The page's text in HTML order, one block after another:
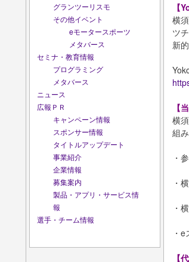
グランツーリスモ
その他イベント
eモータースポーツ
メタバース
セミナ・教育情報
プログラミング
メタバース
ニュース
広報ＰＲ
キャンペーン情報
スポンサー情報
タイトルアップデート
事業紹介
企業情報
募集案内
製品・アプリ・サービス情
報
選手・チーム情報
【
横
ツ
新
【
横
組
・
・
・
・
【